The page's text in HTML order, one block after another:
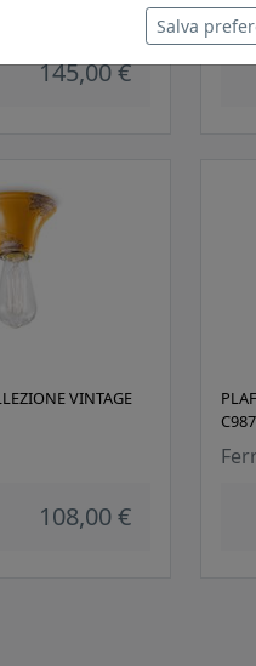
145,00 €
VINTAGE
108,00 €
Salva